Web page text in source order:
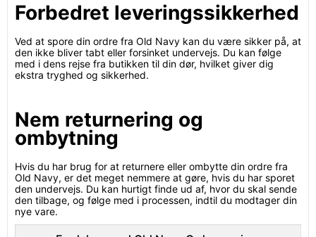
Forbedret leveringssikkerhed
Ved at spore din ordre fra Old Navy kan du være sikker på, at
den ikke bliver tabt eller forsinket undervejs. Du kan følge
med i dens rejse fra butikken til din dør, hvilket giver dig
ekstra tryghed og sikkerhed.
Nem returnering og
ombytning
Hvis du har brug for at returnere eller ombytte din ordre fra
Old Navy, er det meget nemmere at gøre, hvis du har sporet
den undervejs. Du kan hurtigt finde ud af, hvor du skal sende
den tilbage, og følge med i processen, indtil du modtager din
nye vare.